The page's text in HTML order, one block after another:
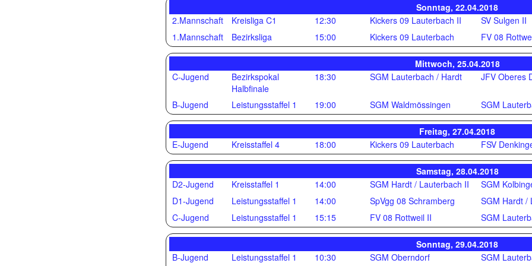
Sonntag, 22.04.2018
2.Mannschaft
Kreisliga C1 12:30 Kickers 09 Lauterbach II
SV Sulgen II
1.Mannschaft
Bezirksliga 15:00 Kickers 09 Lauterbach FV 08
Mittwoch, 25.04.2018
C-Jugend
Bezirkspokal
Halbfinale
18:30 SGM Lauterbach / Hardt JFV Oberes
B-Jugend Leistungsstaffel 1 19:00 SGM Waldmössingen SGM
Freitag, 27.04.2018
E-Jugend
Kreisstaffel 4 18:00 Kickers 09 Lauterbach FSV
Samstag, 28.04.2018
D2-Jugend
Kreisstaffel 1 14:00 SGM Hardt / Lauterbach II
SGM
D1-Jugend
Leistungsstaffel 1 14:00 SpVgg 08 Schramberg
SGM Hardt /
C-Jugend
Leistungsstaffel 1 15:15 FV 08 Rottweil II SGM
Sonntag, 29.04.2018
B-Jugend
Leistungsstaffel 1 10:30 SGM Oberndorf SGM